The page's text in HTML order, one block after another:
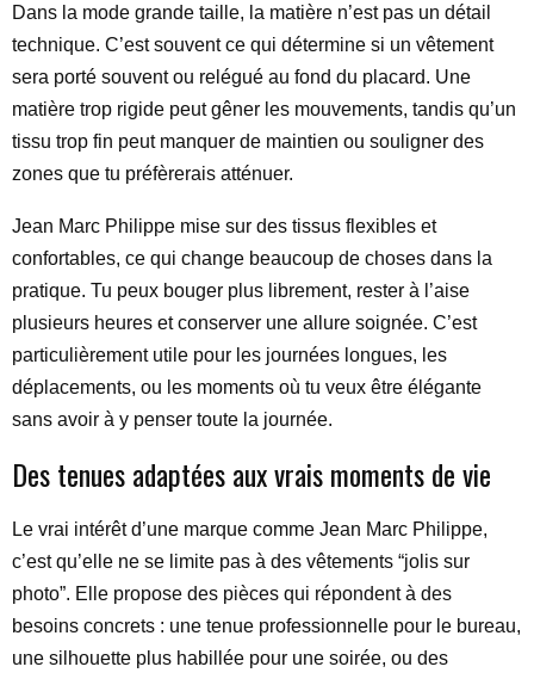
Dans la mode grande taille, la matière n’est pas un détail
technique. C’est souvent ce qui détermine si un vêtement
sera porté souvent ou relégué au fond du placard. Une
matière trop rigide peut gêner les mouvements, tandis qu’un
tissu trop fin peut manquer de maintien ou souligner des
zones que tu préfèrerais atténuer.
Jean Marc Philippe mise sur des tissus flexibles et
confortables, ce qui change beaucoup de choses dans la
pratique. Tu peux bouger plus librement, rester à l’aise
plusieurs heures et conserver une allure soignée. C’est
particulièrement utile pour les journées longues, les
déplacements, ou les moments où tu veux être élégante
sans avoir à y penser toute la journée.
Des tenues adaptées aux vrais moments de vie
Le vrai intérêt d’une marque comme Jean Marc Philippe,
c’est qu’elle ne se limite pas à des vêtements “jolis sur
photo”. Elle propose des pièces qui répondent à des
besoins concrets : une tenue professionnelle pour le bureau,
une silhouette plus habillée pour une soirée, ou des